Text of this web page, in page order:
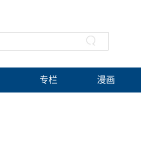
专栏 漫画